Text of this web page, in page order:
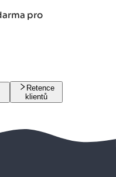
pro
Retence
klientů